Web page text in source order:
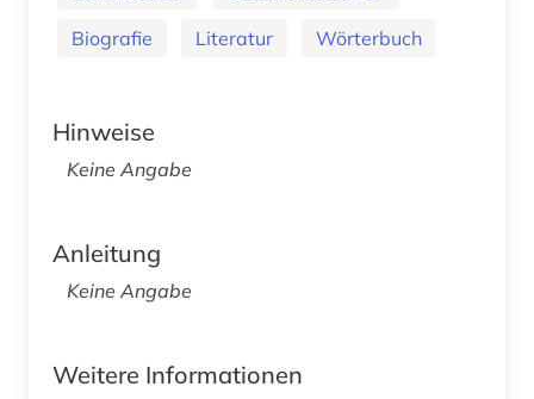
Biografie
Literatur Wörterbuch
Hinweise
Keine Angabe
Anleitung
Keine Angabe
Weitere Informationen